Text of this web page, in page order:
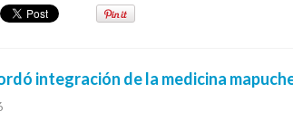
integración de la medicina